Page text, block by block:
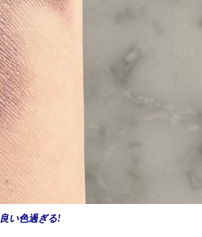
良い色過ぎる!